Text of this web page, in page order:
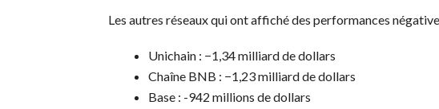
Les autres réseaux qui ont affiché des performances
Unichain : −1,34 milliard de dollars
Chaîne BNB : −1,23 milliard de dollars
Base : -942 millions de dollars